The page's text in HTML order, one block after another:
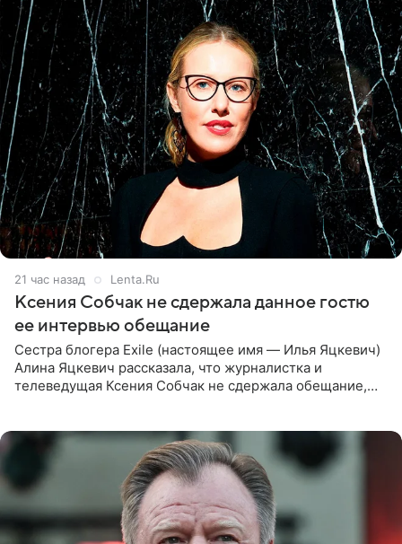
21 час назад Lenta.Ru
Ксения Собчак не сдержала данное гостю
ее интервью обещание
Сестра блогера Exile (настоящее имя — Илья Яцкевич)
Алина Яцкевич рассказала, что журналистка и
телеведущая Ксения Собчак не сдержала обещание,